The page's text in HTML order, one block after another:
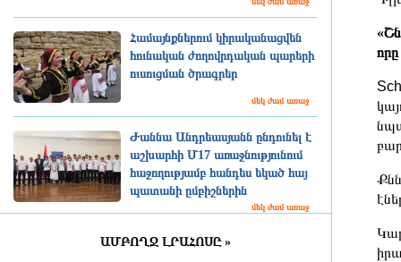
Համայնքներում կիրականացվեն
հունական ժողովրդական պարերի
ուսուցման ծրագրեր
մեկ ժամ առաջ
Ժաննա Անդրեասյանն ընդունել է
աշխարհի Մ17 առաջնությունում
հաջողությամբ հանդես եկած հայ
պատանի ըմբիշներին
մեկ ժամ առաջ
Դատախազությունն
ԱՄԲՈՂՋ ԼՐԱՀՈՍԸ »